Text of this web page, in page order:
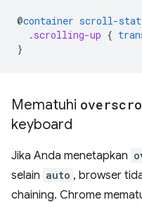
@container scroll-
. scrolling-up {
}
Mematuhi
keyboard
Jika Anda menetapkan
selain auto , browser
chaining. Chrome